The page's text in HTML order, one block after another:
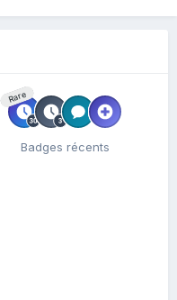
Rare
Badges récents